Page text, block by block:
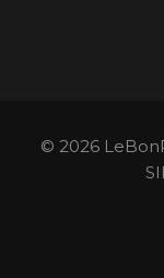
© 2026